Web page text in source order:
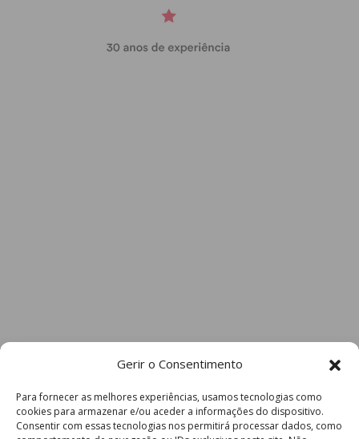
Gerir o Consentimento
Para fornecer as melhores experiências, usamos tecnologias como
cookies para armazenar e/ou aceder a informações do dispositivo.
Consentir com essas tecnologias nos permitirá processar dados, como